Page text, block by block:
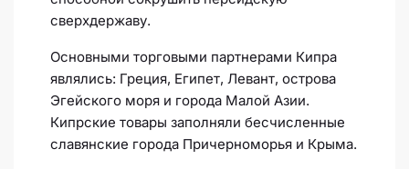
сверхдержаву.
Основными торговыми партнерами Кипра
являлись: Греция, Египет, Левант, острова
Эгейского моря и города Малой Азии.
Кипрские товары заполняли бесчисленные
славянские города Причерноморья и Крыма.